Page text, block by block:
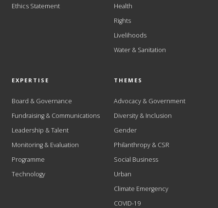
Ethics Statement
Health
Rights
Livelihoods
Water & Sanitation
EXPERTISE
Board & Governance
Fundraising & Communications
Leadership & Talent
Monitoring & Evaluation
Programme
Technology
THEMES
Advocacy & Government
Diversity & Inclusion
Gender
Philanthropy & CSR
Social Business
Urban
Climate Emergency
COVID-19